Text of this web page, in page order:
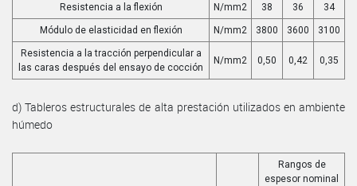
Resistencia a la flexión N/mm2 38 36 34
Módulo de elasticidad en flexión N/mm2 3800 3600 3100
Resistencia a la tracción perpendicular a
las caras después del ensayo de cocción
N/mm2 0,50 0,42 0,35
d) Tableros estructurales de alta prestación utilizados en ambiente
húmedo
Rangos de
espesor nominal